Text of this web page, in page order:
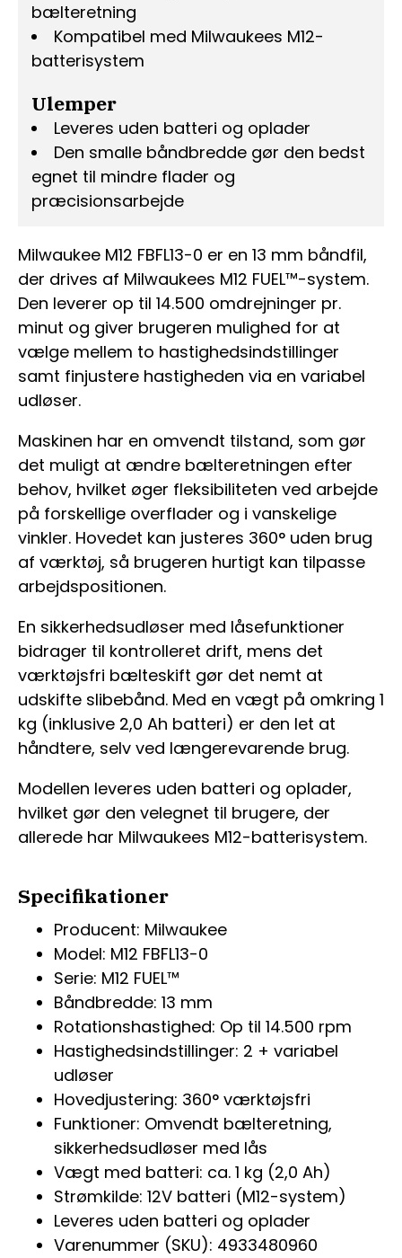
Milwaukee M12 FBFL13-0 er en 13 mm båndfil,
der drives af Milwaukees M12 FUEL™-system.
Den leverer op til 14.500 omdrejninger pr.
minut og giver brugeren mulighed for at
vælge mellem to hastighedsindstillinger
samt finjustere hastigheden via en variabel
udløser.
Maskinen har en omvendt tilstand, som gør
det muligt at ændre bælteretningen efter
behov, hvilket øger fleksibiliteten ved arbejde
på forskellige overflader og i vanskelige
vinkler. Hovedet kan justeres 360° uden brug
af værktøj, så brugeren hurtigt kan tilpasse
arbejdspositionen.
En sikkerhedsudløser med låsefunktioner
bidrager til kontrolleret drift, mens det
værktøjsfri bælteskift gør det nemt at
udskifte slibebånd. Med en vægt på omkring 1
kg (inklusive 2,0 Ah batteri) er den let at
håndtere, selv ved længerevarende brug.
Modellen leveres uden batteri og oplader,
hvilket gør den velegnet til brugere, der
allerede har Milwaukees M12-batterisystem.
bælteretning
Kompatibel med Milwaukees M12-
batterisystem
Ulemper
Leveres uden batteri og oplader
Den smalle båndbredde gør den bedst
egnet til mindre flader og
præcisionsarbejde
Specifikationer
Producent: Milwaukee
Model: M12 FBFL13-0
Serie: M12 FUEL™
Båndbredde: 13 mm
Rotationshastighed: Op til 14.500 rpm
Hastighedsindstillinger: 2 + variabel
udløser
Hovedjustering: 360° værktøjsfri
Funktioner: Omvendt bælteretning,
sikkerhedsudløser med lås
Vægt med batteri: ca. 1 kg (2,0 Ah)
Strømkilde: 12V batteri (M12-system)
Leveres uden batteri og oplader
Varenummer (SKU): 4933480960